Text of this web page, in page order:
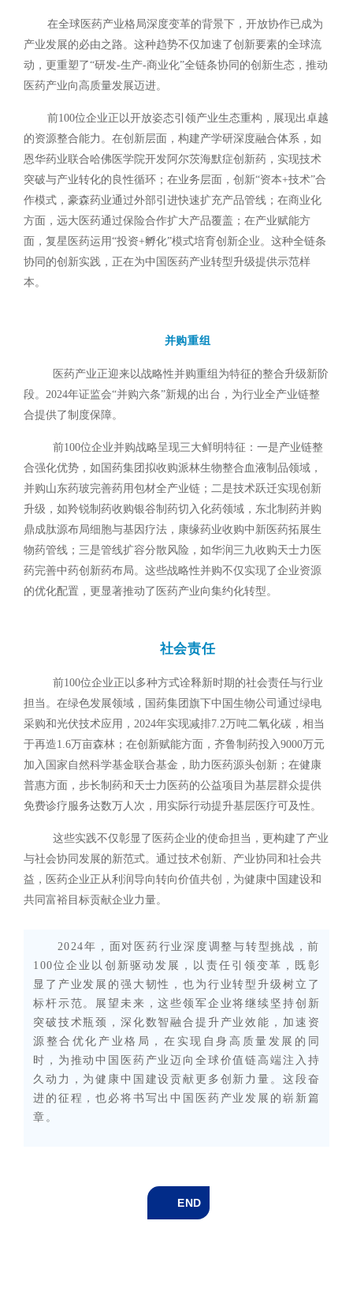
在全球医药产业格局深度变革的背景下，开放协作已成为
产业发展的必由之路。这种趋势不仅加速了创新要素的全球流
动，更重塑了“研发-生产-商业化”全链条协同的创新生态，推动
医药产业向高质量发展迈进。
前100位企业正以开放姿态引领产业生态重构，展现出卓越
的资源整合能力。在创新层面，构建产学研深度融合体系，如
恩华药业联合哈佛医学院开发阿尔茨海默症创新药，实现技术
突破与产业转化的良性循环；在业务层面，创新“资本+技术”合
作模式，豪森药业通过外部引进快速扩充产品管线；在商业化
方面，远大医药通过保险合作扩大产品覆盖；在产业赋能方
面，复星医药运用“投资+孵化”模式培育创新企业。这种全链条
协同的创新实践，正在为中国医药产业转型升级提供示范样
本。
并购重组
医药产业正迎来以战略性并购重组为特征的整合升级新阶
段。2024年证监会“并购六条”新规的出台，为行业全产业链整
合提供了制度保障。
前100位企业并购战略呈现三大鲜明特征：一是产业链整
合强化优势，如国药集团拟收购派林生物整合血液制品领域，
并购山东药玻完善药用包材全产业链；二是技术跃迁实现创新
升级，如羚锐制药收购银谷制药切入化药领域，东北制药并购
鼎成肽源布局细胞与基因疗法，康缘药业收购中新医药拓展生
物药管线；三是管线扩容分散风险，如华润三九收购天士力医
药完善中药创新药布局。这些战略性并购不仅实现了企业资源
的优化配置，更显著推动了医药产业向集约化转型。
社会责任
前100位企业正以多种方式诠释新时期的社会责任与行业
担当。在绿色发展领域，国药集团旗下中国生物公司通过绿电
采购和光伏技术应用，2024年实现减排7.2万吨二氧化碳，相当
于再造1.6万亩森林；在创新赋能方面，齐鲁制药投入9000万元
加入国家自然科学基金联合基金，助力医药源头创新；在健康
普惠方面，步长制药和天士力医药的公益项目为基层群众提供
免费诊疗服务达数万人次，用实际行动提升基层医疗可及性。
这些实践不仅彰显了医药企业的使命担当，更构建了产业
与社会协同发展的新范式。通过技术创新、产业协同和社会共
益，医药企业正从利润导向转向价值共创，为健康中国建设和
共同富裕目标贡献企业力量。
2024年，面对医药行业深度调整与转型挑战，前
100位企业以创新驱动发展，以责任引领变革，既彰
显了产业发展的强大韧性，也为行业转型升级树立了
标杆示范。展望未来，这些领军企业将继续坚持创新
突破技术瓶颈，深化数智融合提升产业效能，加速资
源整合优化产业格局，在实现自身高质量发展的同
时，为推动中国医药产业迈向全球价值链高端注入持
久动力，为健康中国建设贡献更多创新力量。这段奋
进的征程，也必将书写出中国医药产业发展的崭新篇
章。
END